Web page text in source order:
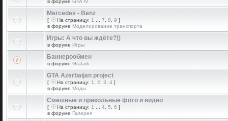
в форуме GTA IV
Mercedes - Benz
[ На страницу: 1 7 8 9 ]
в форуме Моделирование транспорта
Игры: А что вы ждёте?))
в форуме Игры
Баннерообмен
в форуме Gtalark
GTA Azerbaijan project
[ На страницу: 1 2 3 4 ]
в форуме Моды
Смешные и прикольные фото и видео
[ На страницу: 1 4 5 6 ]
в форуме Галерея